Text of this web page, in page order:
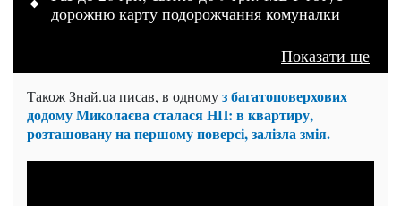
дорожню карту подорожчання комуналки
Показати ще
Також Знай.ua писав, в одномуз багатоповерхових
додому Миколаєва сталася НП: в квартиру,
розташовану на першому поверсі, залізла змія.